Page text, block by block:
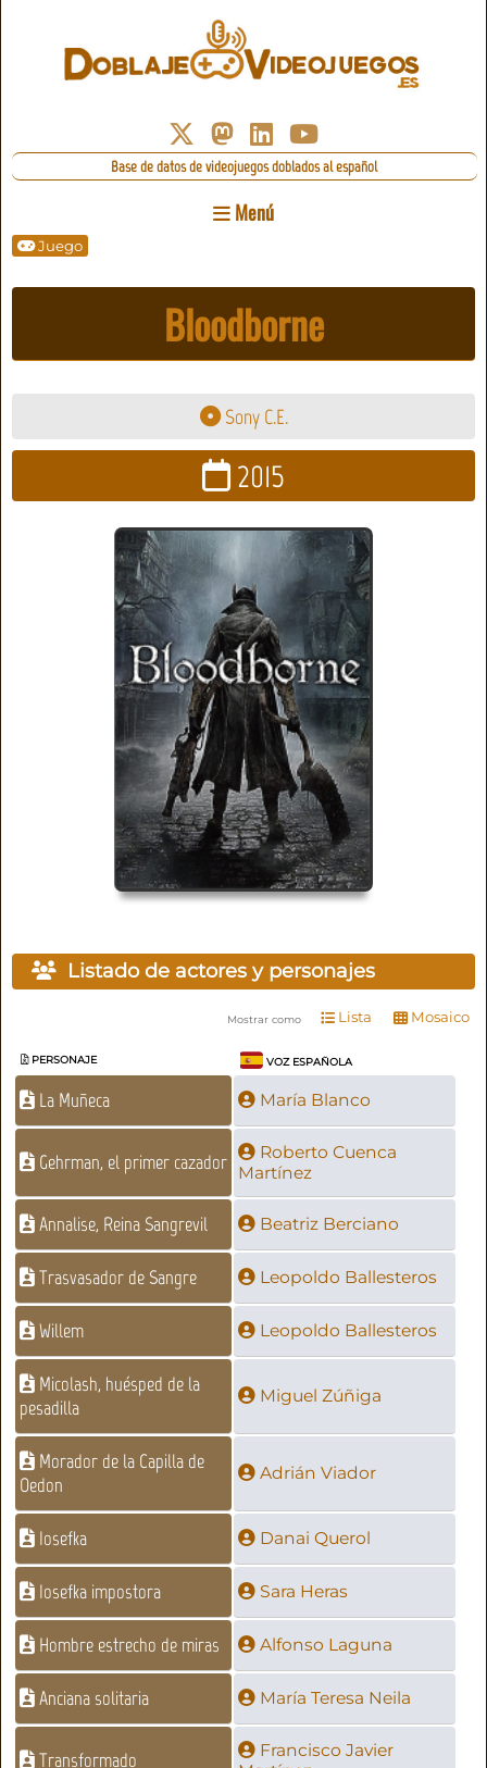
Base de datos de videojuegos doblados al español
Menú
Juego
Bloodborne
Sony C.E.
2015
Listado de actores y personajes
Mostrar como Lista Mosaico
PERSONAJE VOZ ESPAÑOLA
La Muñeca María Blanco
Gehrman, el primer cazador
Roberto Cuenca
Martínez
Annalise, Reina Sangrevil Beatriz Berciano
Trasvasador de Sangre Leopoldo Ballesteros
Willem Leopoldo Ballesteros
Micolash, huésped de la
pesadilla
Miguel Zúñiga
Morador de la Capilla de
Oedon
Adrián Viador
Iosefka Danai Querol
Iosefka impostora Sara Heras
Hombre estrecho de miras Alfonso Laguna
Anciana solitaria María Teresa Neila
Transformado
Francisco Javier